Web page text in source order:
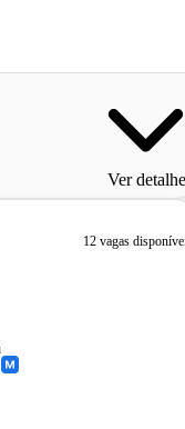
Ver
12 vagas